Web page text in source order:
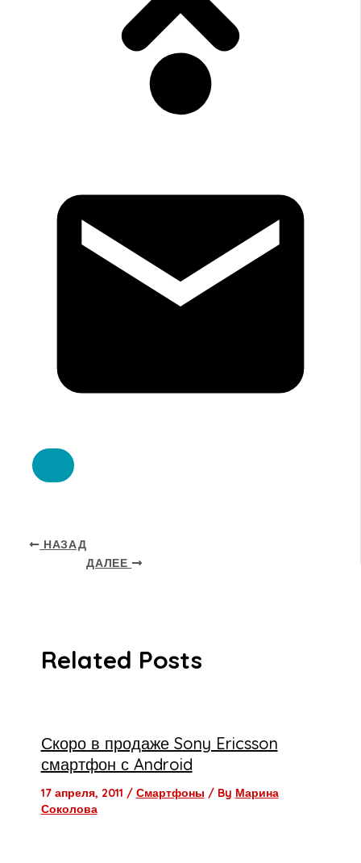
НАЗАД
ДАЛЕЕ
Related Posts
Скоро в продаже Sony Ericsson
смартфон с Android
17 апреля, 2011 / Смартфоны / By Марина
Соколова